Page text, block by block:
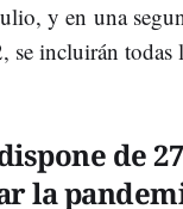
y en una
se incluirán todas
de
la